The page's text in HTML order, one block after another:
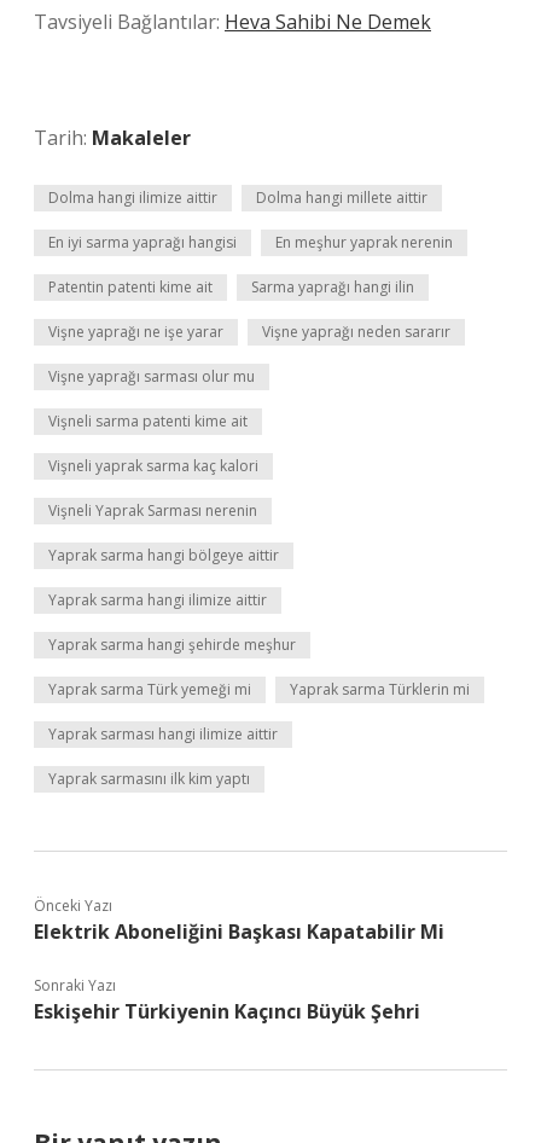
Tavsiyeli Bağlantılar: Heva Sahibi Ne Demek
Tarih: Makaleler
Dolma hangi ilimize aittir Dolma hangi millete aittir
En iyi sarma yaprağı hangisi En meşhur yaprak nerenin
Patentin patenti kime ait Sarma yaprağı hangi ilin
Vişne yaprağı ne işe yarar Vişne yaprağı neden sararır
Vişne yaprağı sarması olur mu
Vişneli sarma patenti kime ait
Vişneli yaprak sarma kaç kalori
Vişneli Yaprak Sarması nerenin
Yaprak sarma hangi bölgeye aittir
Yaprak sarma hangi ilimize aittir
Yaprak sarma hangi şehirde meşhur
Yaprak sarma Türk yemeği mi Yaprak sarma Türklerin mi
Yaprak sarması hangi ilimize aittir
Yaprak sarmasını ilk kim yaptı
Önceki Yazı
Elektrik Aboneliğini Başkası Kapatabilir Mi
Sonraki Yazı
Eskişehir Türkiyenin Kaçıncı Büyük Şehri